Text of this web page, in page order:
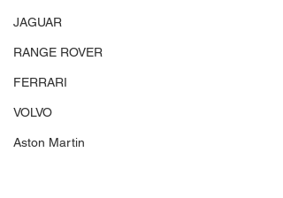
JAGUAR
RANGE ROVER
FERRARI
VOLVO
Aston Martin